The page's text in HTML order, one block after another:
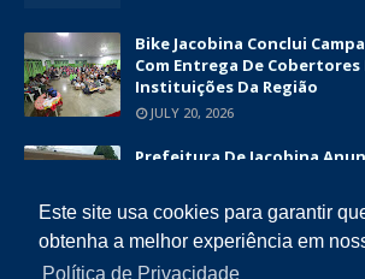
Este site usa cookies para garantir
obtenha a melhor experiência em
Política de Privacidade
Bike Jacobina Conclui
Com Entrega De Cobertores
Instituições Da Região
JULY 20, 2026
Prefeitura De Jacobina
Superior A R$ 1,7 Milhão
JUNE 12, 2026